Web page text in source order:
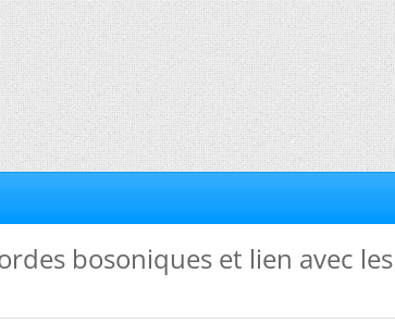
bosoniques et lien avec les